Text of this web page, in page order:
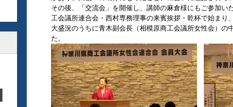
その後、「交流会」を開催し、講師の麻倉様にもご参加い
工会議所連合会・西村専務理事の来賓挨拶・乾杯で始まり
大盛況のうちに青木副会長（相模原商工会議所女性会）の
た。